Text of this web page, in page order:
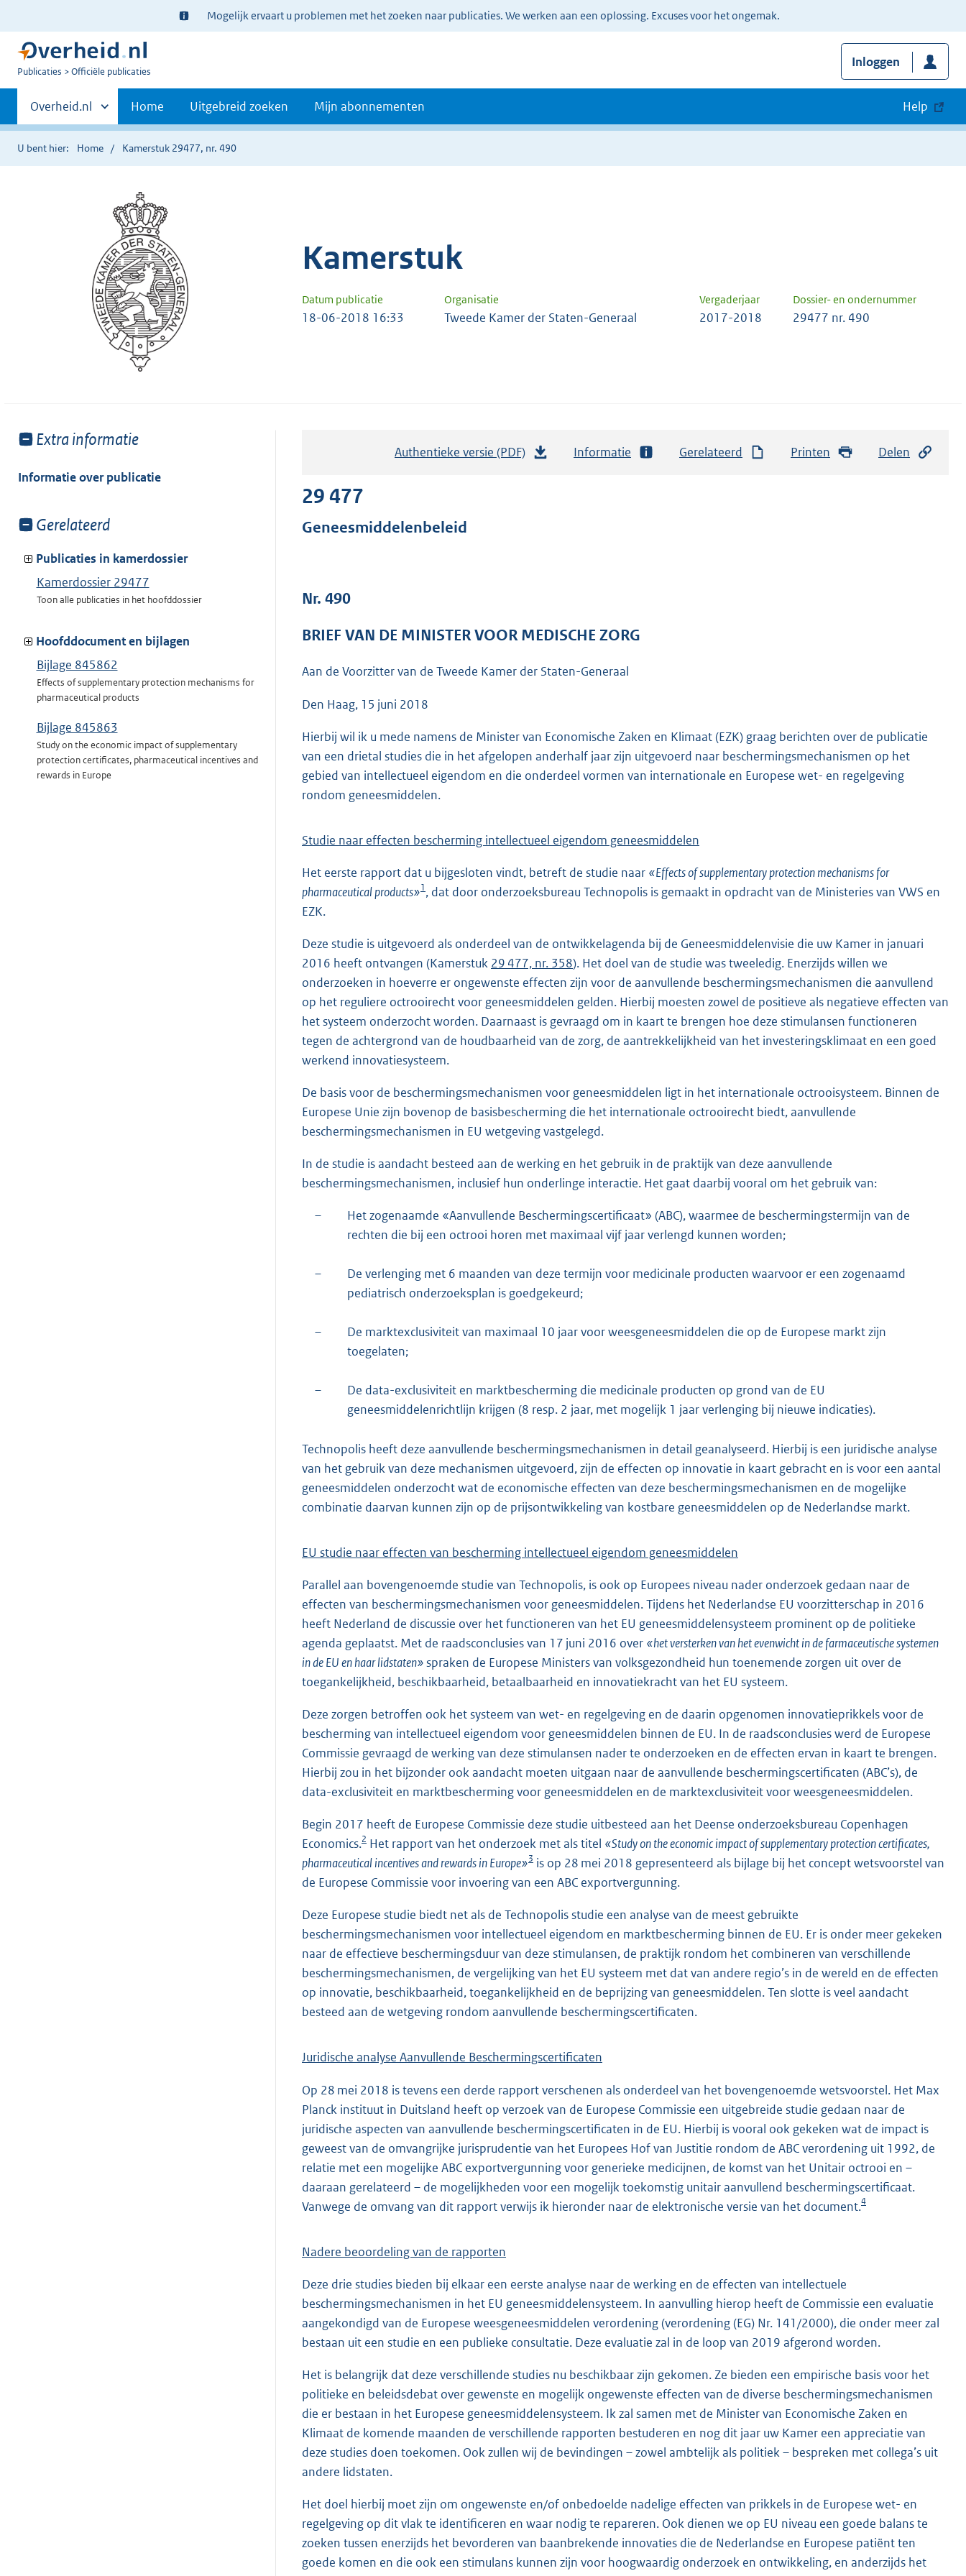
Ter
informatie:
Mogelijk ervaart u problemen met het zoeken naar publicaties. We werken aan een oplossing. Excuses voor het ongemak.
U
Publicaties Officiële publicaties
Inloggen
Primaire
navigatie
Andere
sites
binnen
Overheid.nl Home Uitgebreid zoeken Mijn abonnementen Help
U bent hier: Home Kamerstuk 29477, nr. 490
Kamerstuk
Datum publicatie Organisatie Vergaderjaar Dossier- en ondernummer
18-06-2018 16:33 Tweede Kamer der Staten-Generaal 2017-2018 29477 nr. 490
Toon
van:
Extra informatie
Informatie over publicatie
Toon
van:
Gerelateerd
Publicaties in kamerdossier
Kamerdossier 29477
Toon alle publicaties in het hoofddossier
Hoofddocument en bijlagen
Bijlage 845862
Effects of supplementary protection mechanisms for
pharmaceutical products
Bijlage 845863
Study on the economic impact of supplementary
protection certificates, pharmaceutical incentives and
rewards in Europe
Authentieke versie (PDF)
r
o
:
4
6
Informatie Gerelateerd Printen Delen
29 477
Geneesmiddelenbeleid
Nr. 490
BRIEF VAN DE MINISTER VOOR MEDISCHE ZORG
Aan de Voorzitter van de Tweede Kamer der Staten-Generaal
Den Haag, 15 juni 2018
Hierbij wil ik u mede namens de Minister van Economische Zaken en Klimaat (EZK) graag berichten over de publicatie
van een drietal studies die in het afgelopen anderhalf jaar zijn uitgevoerd naar beschermingsmechanismen op het
gebied van intellectueel eigendom en die onderdeel vormen van internationale en Europese wet- en regelgeving
rondom geneesmiddelen.
Studie naar effecten bescherming intellectueel eigendom geneesmiddelen
Het eerste rapport dat u bijgesloten vindt, betreft de studie naar «Effects of supplementary protection mechanisms for
pharmaceutical products»1, dat door onderzoeksbureau Technopolis is gemaakt in opdracht van de Ministeries van VWS en
EZK.
Deze studie is uitgevoerd als onderdeel van de ontwikkelagenda bij de Geneesmiddelenvisie die uw Kamer in januari
2016 heeft ontvangen (Kamerstuk 29 477, nr. 358). Het doel van de studie was tweeledig. Enerzijds willen we
onderzoeken in hoeverre er ongewenste effecten zijn voor de aanvullende beschermingsmechanismen die aanvullend
op het reguliere octrooirecht voor geneesmiddelen gelden. Hierbij moesten zowel de positieve als negatieve effecten van
het systeem onderzocht worden. Daarnaast is gevraagd om in kaart te brengen hoe deze stimulansen functioneren
tegen de achtergrond van de houdbaarheid van de zorg, de aantrekkelijkheid van het investeringsklimaat en een goed
werkend innovatiesysteem.
De basis voor de beschermingsmechanismen voor geneesmiddelen ligt in het internationale octrooisysteem. Binnen de
Europese Unie zijn bovenop de basisbescherming die het internationale octrooirecht biedt, aanvullende
beschermingsmechanismen in EU wetgeving vastgelegd.
In de studie is aandacht besteed aan de werking en het gebruik in de praktijk van deze aanvullende
beschermingsmechanismen, inclusief hun onderlinge interactie. Het gaat daarbij vooral om het gebruik van:
–
Het zogenaamde «Aanvullende Beschermingscertificaat» (ABC), waarmee de beschermingstermijn van de
rechten die bij een octrooi horen met maximaal vijf jaar verlengd kunnen worden;
–
De verlenging met 6 maanden van deze termijn voor medicinale producten waarvoor er een zogenaamd
pediatrisch onderzoeksplan is goedgekeurd;
–
De marktexclusiviteit van maximaal 10 jaar voor weesgeneesmiddelen die op de Europese markt zijn
toegelaten;
–
De data-exclusiviteit en marktbescherming die medicinale producten op grond van de EU
geneesmiddelenrichtlijn krijgen (8 resp. 2 jaar, met mogelijk 1 jaar verlenging bij nieuwe indicaties).
Technopolis heeft deze aanvullende beschermingsmechanismen in detail geanalyseerd. Hierbij is een juridische analyse
van het gebruik van deze mechanismen uitgevoerd, zijn de effecten op innovatie in kaart gebracht en is voor een aantal
geneesmiddelen onderzocht wat de economische effecten van deze beschermingsmechanismen en de mogelijke
combinatie daarvan kunnen zijn op de prijsontwikkeling van kostbare geneesmiddelen op de Nederlandse markt.
EU studie naar effecten van bescherming intellectueel eigendom geneesmiddelen
Parallel aan bovengenoemde studie van Technopolis, is ook op Europees niveau nader onderzoek gedaan naar de
effecten van beschermingsmechanismen voor geneesmiddelen. Tijdens het Nederlandse EU voorzitterschap in 2016
heeft Nederland de discussie over het functioneren van het EU geneesmiddelensysteem prominent op de politieke
agenda geplaatst. Met de raadsconclusies van 17 juni 2016 over «het versterken van het evenwicht in de farmaceutische systemen
in de EU en haar lidstaten»spraken de Europese Ministers van volksgezondheid hun toenemende zorgen uit over de
toegankelijkheid, beschikbaarheid, betaalbaarheid en innovatiekracht van het EU systeem.
Deze zorgen betroffen ook het systeem van wet- en regelgeving en de daarin opgenomen innovatieprikkels voor de
bescherming van intellectueel eigendom voor geneesmiddelen binnen de EU. In de raadsconclusies werd de Europese
Commissie gevraagd de werking van deze stimulansen nader te onderzoeken en de effecten ervan in kaart te brengen.
Hierbij zou in het bijzonder ook aandacht moeten uitgaan naar de aanvullende beschermingscertificaten (ABC’s), de
data-exclusiviteit en marktbescherming voor geneesmiddelen en de marktexclusiviteit voor weesgeneesmiddelen.
Begin 2017 heeft de Europese Commissie deze studie uitbesteed aan het Deense onderzoeksbureau Copenhagen
Economics.2 Het rapport van het onderzoek met als titel «Study on the economic impact of supplementary protection certificates,
pharmaceutical incentives and rewards in Europe»3 is op 28 mei 2018 gepresenteerd als bijlage bij het concept wetsvoorstel van
de Europese Commissie voor invoering van een ABC exportvergunning.
Deze Europese studie biedt net als de Technopolis studie een analyse van de meest gebruikte
beschermingsmechanismen voor intellectueel eigendom en marktbescherming binnen de EU. Er is onder meer gekeken
naar de effectieve beschermingsduur van deze stimulansen, de praktijk rondom het combineren van verschillende
beschermingsmechanismen, de vergelijking van het EU systeem met dat van andere regio’s in de wereld en de effecten
op innovatie, beschikbaarheid, toegankelijkheid en de beprijzing van geneesmiddelen. Ten slotte is veel aandacht
besteed aan de wetgeving rondom aanvullende beschermingscertificaten.
Juridische analyse Aanvullende Beschermingscertificaten
Op 28 mei 2018 is tevens een derde rapport verschenen als onderdeel van het bovengenoemde wetsvoorstel. Het Max
Planck instituut in Duitsland heeft op verzoek van de Europese Commissie een uitgebreide studie gedaan naar de
juridische aspecten van aanvullende beschermingscertificaten in de EU. Hierbij is vooral ook gekeken wat de impact is
geweest van de omvangrijke jurisprudentie van het Europees Hof van Justitie rondom de ABC verordening uit 1992, de
relatie met een mogelijke ABC exportvergunning voor generieke medicijnen, de komst van het Unitair octrooi en –
daaraan gerelateerd – de mogelijkheden voor een mogelijk toekomstig unitair aanvullend beschermingscertificaat.
Vanwege de omvang van dit rapport verwijs ik hieronder naar de elektronische versie van het document.4
Nadere beoordeling van de rapporten
Deze drie studies bieden bij elkaar een eerste analyse naar de werking en de effecten van intellectuele
beschermingsmechanismen in het EU geneesmiddelensysteem. In aanvulling hierop heeft de Commissie een evaluatie
aangekondigd van de Europese weesgeneesmiddelen verordening (verordening (EG) Nr. 141/2000), die onder meer zal
bestaan uit een studie en een publieke consultatie. Deze evaluatie zal in de loop van 2019 afgerond worden.
Het is belangrijk dat deze verschillende studies nu beschikbaar zijn gekomen. Ze bieden een empirische basis voor het
politieke en beleidsdebat over gewenste en mogelijk ongewenste effecten van de diverse beschermingsmechanismen
die er bestaan in het Europese geneesmiddelensysteem. Ik zal samen met de Minister van Economische Zaken en
Klimaat de komende maanden de verschillende rapporten bestuderen en nog dit jaar uw Kamer een appreciatie van
deze studies doen toekomen. Ook zullen wij de bevindingen – zowel ambtelijk als politiek – bespreken met collega’s uit
andere lidstaten.
Het doel hierbij moet zijn om ongewenste en/of onbedoelde nadelige effecten van prikkels in de Europese wet- en
regelgeving op dit vlak te identificeren en waar nodig te repareren. Ook dienen we op EU niveau een goede balans te
zoeken tussen enerzijds het bevorderen van baanbrekende innovaties die de Nederlandse en Europese patiënt ten
goede komen en die ook een stimulans kunnen zijn voor hoogwaardig onderzoek en ontwikkeling, en anderzijds het